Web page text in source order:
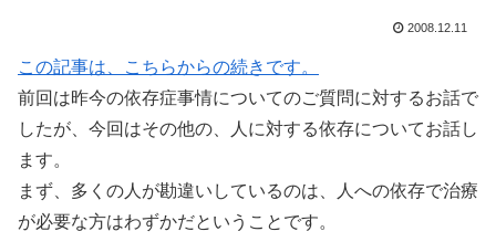
2008.12.11
この記事は、こちらからの続きです。
前回は昨今の依存症事情についてのご質問に対するお話で
したが、今回はその他の、人に対する依存についてお話し
ます。
まず、多くの人が勘違いしているのは、人への依存で治療
が必要な方はわずかだということです。